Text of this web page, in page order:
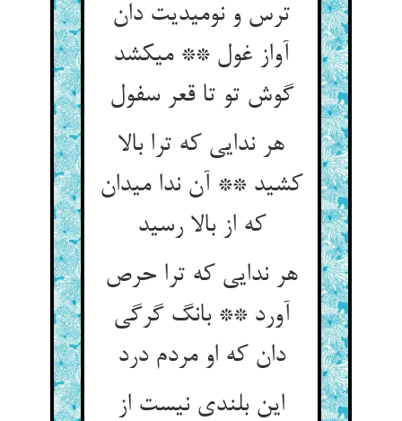
ترس و نومیدیت دان
آواز غول ** می‏کشد
گوش تو تا قعر سفول‏
هر ندایی که ترا بالا
کشید ** آن ندا می‏دان
که از بالا رسید
هر ندایی که ترا حرص
آورد ** بانگ گرگی
دان که او مردم درد
این بلندی نیست از